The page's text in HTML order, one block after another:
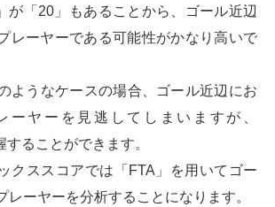
が「20」もあることから、ゴール近辺
レーヤーである可能性がかなり高いで
ようなケースの場合、ゴール近辺にお
ーヤーを見逃してしまいますが、
することができます。
クススコアでは「FTA」を用いてゴー
レーヤーを分析することになります。